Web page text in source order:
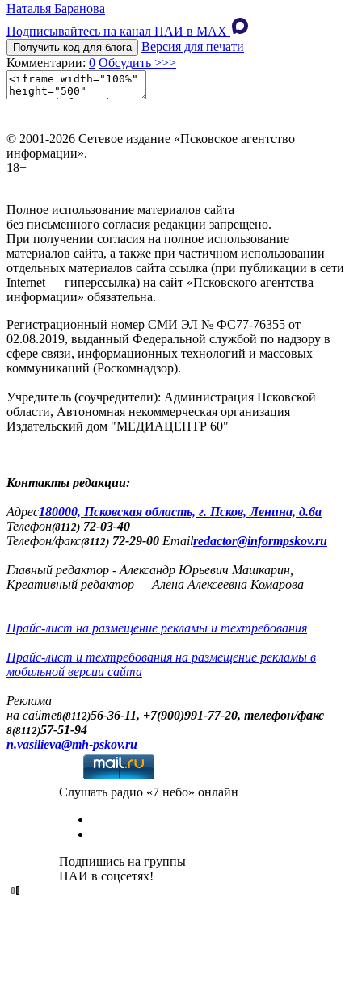
Наталья Баранова
Подписывайтесь на канал ПАИ в MAХ
Получить код для блога
Версия для печати
Комментарии: 0 Обсудить >>>
© 2001-2026 Сетевое издание «Псковское агентство
информации».
18+
Полное использование материалов сайта
без письменного согласия редакции запрещено.
При получении согласия на полное использование
материалов сайта, а также при частичном использовании
отдельных материалов сайта ссылка (при публикации в сети
Internet — гиперссылка) на сайт «Псковского агентства
информации» обязательна.
Регистрационный номер СМИ ЭЛ № ФС77-76355 от
02.08.2019, выданный Федеральной службой по надзору в
сфере связи, информационных технологий и массовых
коммуникаций (Роскомнадзор).
Учредитель (соучредители): Администрация Псковской
области, Автономная некоммерческая организация
Издательский дом "МЕДИАЦЕНТР 60"
Контакты редакции:
Адреc180000, Псковская область, г. Псков, Ленина, д.6а
Телефон(8112) 72-03-40
Телефон/факс(8112) 72-29-00 Emailredactor@informpskov.ru
Главный редактор - Александр Юрьевич Машкарин,
Креативный редактор — Алена Алексеевна Комарова
Прайс-лист на размещение рекламы и техтребования
Прайс-лист и техтребования на размещение рекламы в
мобильной версии сайта
Реклама
на сайте8(8112)56-36-11, +7(900)991-77-20, телефон/факс
8(8112)57-51-94
n.vasilieva@mh-pskov.ru
Слушать радио «7 небо» онлайн
Подпишись на группы
ПАИ в соцсетях!